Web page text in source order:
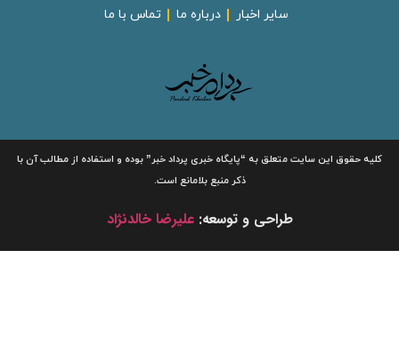
سایر اخبار درباره ما تماس با ما
کلیه حقوق این سایت متعلق به“پایگاه خبریپرداد خبر”بوده و استفاده از مطالب آن با
ذکر منبع بلامانع است.
طراحی و توسعه:علیرضا خالدنژاد